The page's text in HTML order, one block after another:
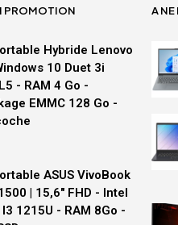
PROMOTION
Hybride Lenovo
10 Duet 3i
- RAM 4 Go -
EMMC 128 Go -
:
ASUS VivoBook
| 15,6" FHD - Intel
1215U - RAM 8Go -
A NE